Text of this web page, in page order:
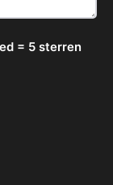
= 5 sterren